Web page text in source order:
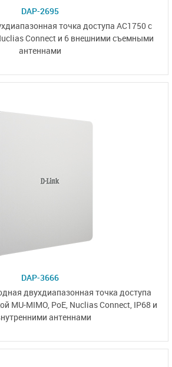
DAP-2695
точка доступа AC1750 с
Connect и 6 внешними съемными
антеннами
DAP-3666
двухдиапазонная точка доступа
MU-MIMO, PoE, Nuclias Connect, IP68 и
антеннами